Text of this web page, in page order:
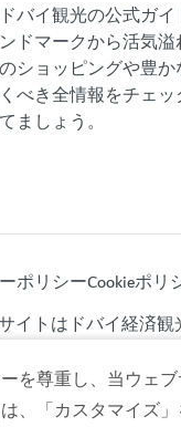
を尊重し、当ウェ
、「カスタマイズ
バイ観光の公式ガイ
ドマークから活気
ショッピングや豊
べき全情報をチェッ
ましょう。
ポリシーCookieポリ
イトはドバイ経済